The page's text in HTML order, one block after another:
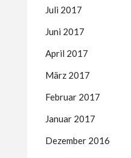
Juli 2017
Juni 2017
April 2017
März 2017
Februar 2017
Januar 2017
Dezember 2016